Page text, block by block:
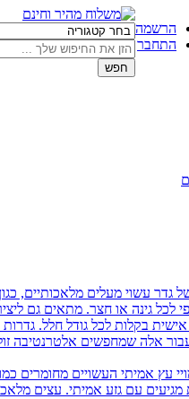
הרשמה
התחבר
חפש
גדר עשוי מעלים מלאכותיים,
לכל גינה או חצר. מתאים גם
בקלות לכל גודל חלל.
אלה שמחפשים אלטרנטיבה
עץ אמיתי העשויים מחומרים
מגיעים עם גזע אמיתי. עצים